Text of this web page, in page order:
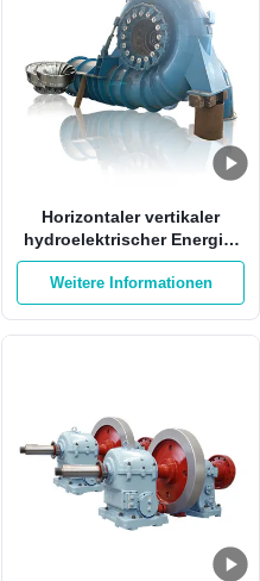
Horizontaler vertikaler
hydroelektrischer Energie-
Faktor des Stromgenerator-
2000kw 0,8
Weitere Informationen